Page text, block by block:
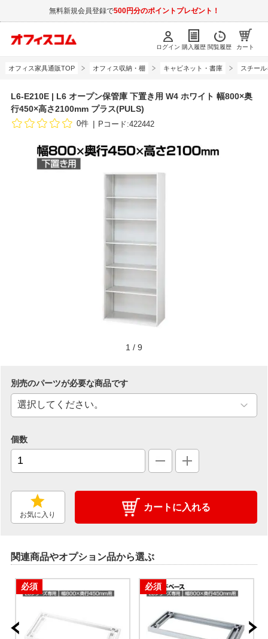
無料新規会員登録で500円分のポイントプレゼント！
ログイン 購入履歴 閲覧履歴 カート
オフィス家具通販TOP オフィス収納・棚 キャビネット・書庫 スチー
L6-E210E | L6 オープン保管庫 下置き用 W4 ホワイト 幅800×奥
行450×高さ2100mm プラス(PULS)
0件 Pコード:422442
1 / 9
別売のパーツが必要な商品です
個数
お気に入り
カートに入れる
関連商品やオプション品から選ぶ
必須 必須